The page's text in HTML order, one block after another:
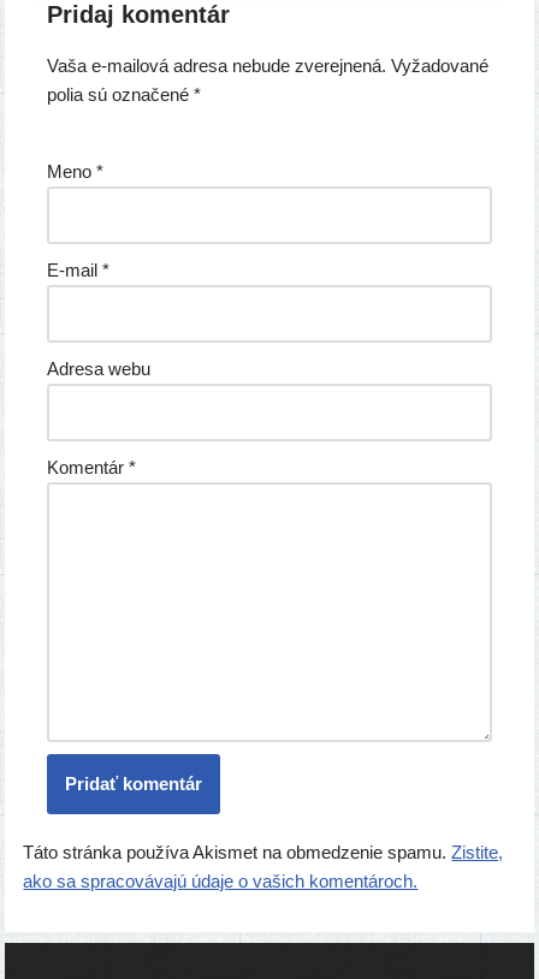
Pridaj komentár
Vaša e-mailová adresa nebude zverejnená. Vyžadované
polia sú označené*
Meno*
E-mail*
Adresa webu
Komentár*
Táto stránka používa Akismet na obmedzenie spamu.Zistite,
ako sa spracovávajú údaje o vašich komentároch.